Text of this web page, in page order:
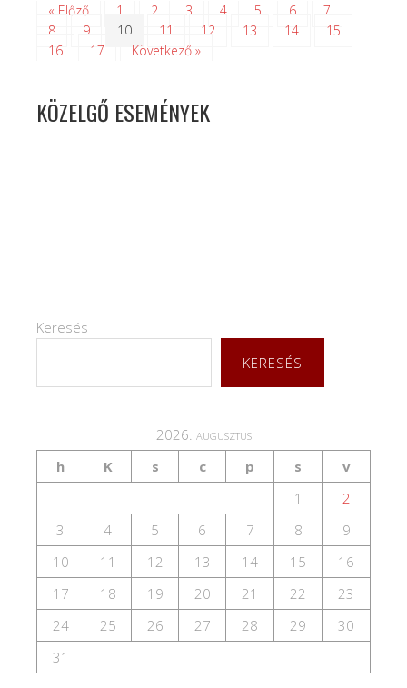
« Előző 1 2 3 4 5 6
7
8
9 10 11 12 13 14
15
16
17 Következő »
KÖZELGŐ ESEMÉNYEK
Keresés
KERESÉS
2026. augusztus
h
K s c p s
v
1
2
3
4 5 6 7 8
9
10
11 12 13 14 15
16
17
18 19 20 21 22
23
24
25 26 27 28 29
30
31